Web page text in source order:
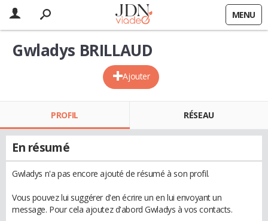
MENU
Ajouter
Gwladys BRILLAUD
PROFIL RÉSEAU
En résumé
Gwladys n'a pas encore ajouté de résumé à son profil.
Vous pouvez lui suggérer d'en écrire un en lui envoyant un
message. Pour cela ajoutez d'abord Gwladys à vos contacts.